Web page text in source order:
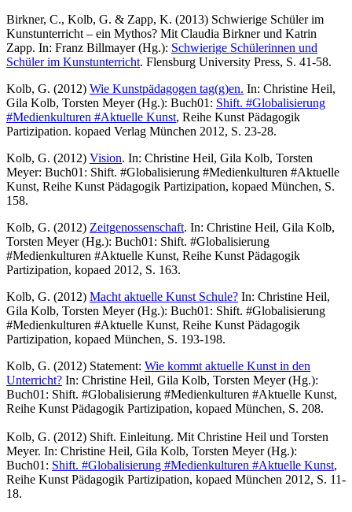
Birkner, C., Kolb, G. & Zapp, K. (2013) Schwierige Schüler im
Kunstunterricht – ein Mythos? Mit Claudia Birkner und Katrin
Zapp. In: Franz Billmayer (Hg.): Schwierige Schülerinnen und
Schüler im Kunstunterricht. Flensburg University Press, S. 41-58.
Kolb, G. (2012) Wie Kunstpädagogen tag(g)en. In: Christine Heil,
Gila Kolb, Torsten Meyer (Hg.): Buch01: Shift. #Globalisierung
#Medienkulturen #Aktuelle Kunst, Reihe Kunst Pädagogik
Partizipation. kopaed Verlag München 2012, S. 23-28.
Kolb, G. (2012) Vision. In: Christine Heil, Gila Kolb, Torsten
Meyer: Buch01: Shift. #Globalisierung #Medienkulturen #Aktuelle
Kunst, Reihe Kunst Pädagogik Partizipation, kopaed München, S.
158.
Kolb, G. (2012) Zeitgenossenschaft. In: Christine Heil, Gila Kolb,
Torsten Meyer (Hg.): Buch01: Shift. #Globalisierung
#Medienkulturen #Aktuelle Kunst, Reihe Kunst Pädagogik
Partizipation, kopaed 2012, S. 163.
Kolb, G. (2012) Macht aktuelle Kunst Schule? In: Christine Heil,
Gila Kolb, Torsten Meyer (Hg.): Buch01: Shift. #Globalisierung
#Medienkulturen #Aktuelle Kunst, Reihe Kunst Pädagogik
Partizipation, kopaed München, S. 193-198.
Kolb, G. (2012) Statement: Wie kommt aktuelle Kunst in den
Unterricht? In: Christine Heil, Gila Kolb, Torsten Meyer (Hg.):
Buch01: Shift. #Globalisierung #Medienkulturen #Aktuelle Kunst,
Reihe Kunst Pädagogik Partizipation, kopaed München, S. 208.
Kolb, G. (2012) Shift. Einleitung. Mit Christine Heil und Torsten
Meyer. In: Christine Heil, Gila Kolb, Torsten Meyer (Hg.):
Buch01: Shift. #Globalisierung #Medienkulturen #Aktuelle Kunst,
Reihe Kunst Pädagogik Partizipation, kopaed München 2012, S. 11-
18.